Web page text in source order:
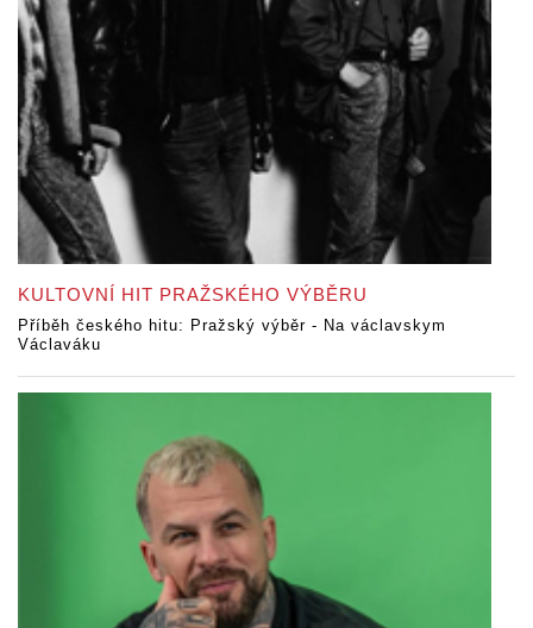
KULTOVNÍ HIT PRAŽSKÉHO VÝBĚRU
Příběh českého hitu: Pražský výběr - Na václavskym
Václaváku